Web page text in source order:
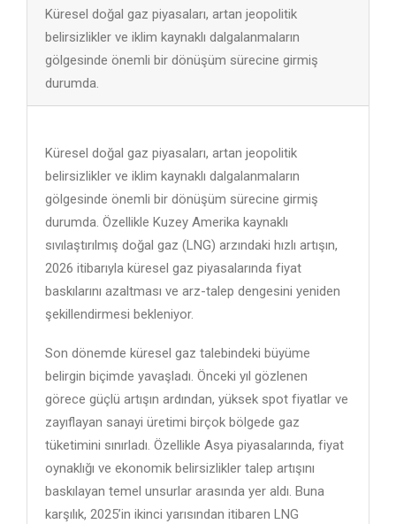
Küresel doğal gaz piyasaları, artan jeopolitik
belirsizlikler ve iklim kaynaklı dalgalanmaların
gölgesinde önemli bir dönüşüm sürecine girmiş
durumda.
Küresel doğal gaz piyasaları, artan jeopolitik
belirsizlikler ve iklim kaynaklı dalgalanmaların
gölgesinde önemli bir dönüşüm sürecine girmiş
durumda. Özellikle Kuzey Amerika kaynaklı
sıvılaştırılmış doğal gaz (LNG) arzındaki hızlı artışın,
2026 itibarıyla küresel gaz piyasalarında fiyat
baskılarını azaltması ve arz-talep dengesini yeniden
şekillendirmesi bekleniyor.
Son dönemde küresel gaz talebindeki büyüme
belirgin biçimde yavaşladı. Önceki yıl gözlenen
görece güçlü artışın ardından, yüksek spot fiyatlar ve
zayıflayan sanayi üretimi birçok bölgede gaz
tüketimini sınırladı. Özellikle Asya piyasalarında, fiyat
oynaklığı ve ekonomik belirsizlikler talep artışını
baskılayan temel unsurlar arasında yer aldı. Buna
karşılık, 2025’in ikinci yarısından itibaren LNG